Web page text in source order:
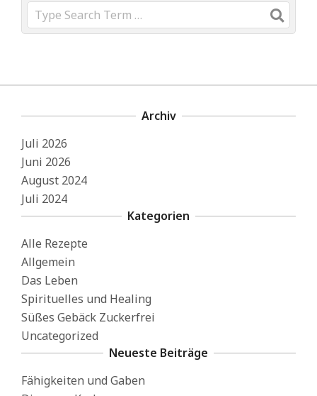
Search
Archiv
Juli 2026
Juni 2026
August 2024
Juli 2024
Kategorien
Alle Rezepte
Allgemein
Das Leben
Spirituelles und Healing
Süßes Gebäck Zuckerfrei
Uncategorized
Neueste Beiträge
Fähigkeiten und Gaben